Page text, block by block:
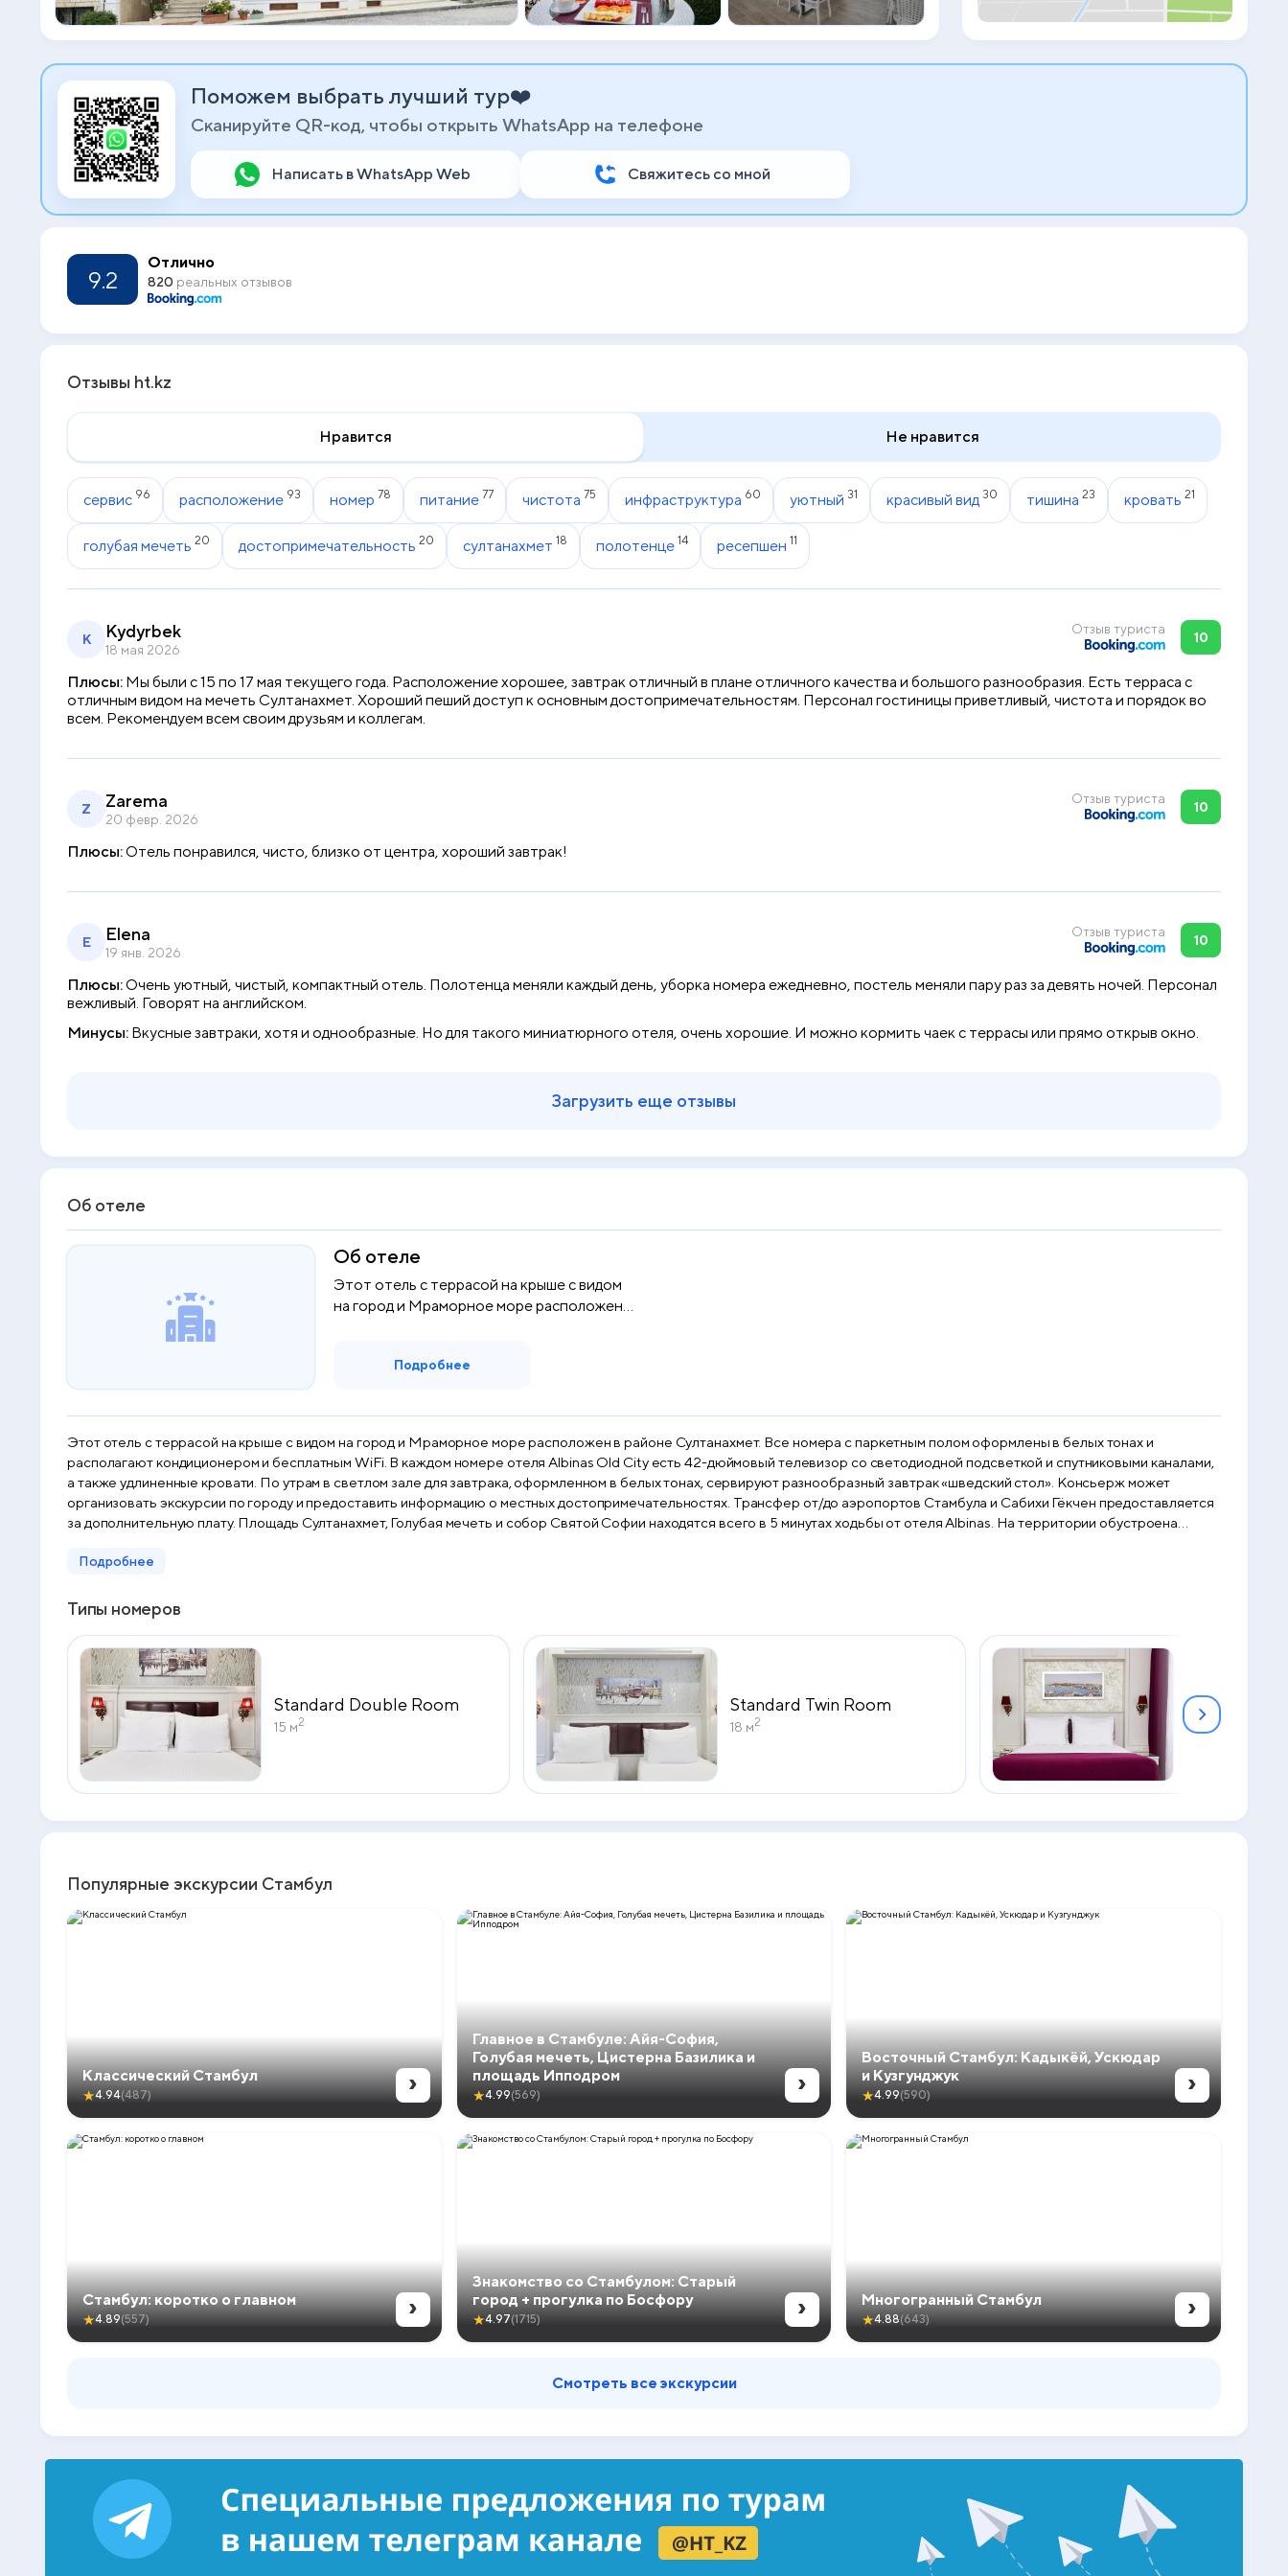
Сабихи Гёкчен предоставляется за
дополнительную плату. Площадь
Султанахмет, Голубая мечеть и собор
Поможем выбрать лучший тур❤️
Сканируйте QR-код, чтобы открыть WhatsApp на телефоне
Написать в WhatsApp Web Свяжитесь со мной
9.2
Отлично
820 реальных отзывов
Отзывы ht.kz
Нравится Не нравится
сервис 96 расположение 93 номер 78 питание 77 чистота 75 инфраструктура 60 уютный 31 красивый вид 30 тишина 23 кровать 21
голубая мечеть 20 достопримечательность 20 султанахмет 18 полотенце 14 ресепшен 11
K Kydyrbek
18 мая 2026
Отзыв туриста
10
Плюсы: Мы были с 15 по 17 мая текущего года. Расположение хорошее, завтрак отличный в плане отличного качества и большого разнообразия. Есть терраса с
отличным видом на мечеть Султанахмет. Хороший пеший доступ к основным достопримечательностям. Персонал гостиницы приветливый, чистота и порядок во
всем. Рекомендуем всем своим друзьям и коллегам.
Z Zarema
20 февр. 2026
Отзыв туриста
10
Плюсы:Отель понравился, чисто, близко от центра, хороший завтрак!
E Elena
19 янв. 2026
Отзыв туриста
10
Плюсы:Очень уютный, чистый, компактный отель. Полотенца меняли каждый день, уборка номера ежедневно, постель меняли пару раз за девять ночей. Персонал
вежливый. Говорят на английском.
Минусы: Вкусные завтраки, хотя и однообразные. Но для такого миниатюрного отеля, очень хорошие. И можно кормить чаек с террасы или прямо открыв окно.
Загрузить еще отзывы
Об отеле
Об отеле
Этот отель с террасой на крыше с видом
на город и Мраморное море расположен...
Подробнее
Этот отель с террасой на крыше с видом на город и Мраморное море расположен в районе Султанахмет. Все номера с паркетным полом оформлены в белых тонах и
располагают кондиционером и бесплатным WiFi. В каждом номере отеля Albinas Old City есть 42-дюймовый телевизор со светодиодной подсветкой и спутниковыми каналами,
а также удлиненные кровати. По утрам в светлом зале для завтрака, оформленном в белых тонах, сервируют разнообразный завтрак «шведский стол». Консьерж может
организовать экскурсии по городу и предоставить информацию о местных достопримечательностях. Трансфер от/до аэропортов Стамбула и Сабихи Гёкчен предоставляется
за дополнительную плату. Площадь Султанахмет, Голубая мечеть и собор Святой Софии находятся всего в 5 минутах ходьбы от отеля Albinas. На территории обустроена
Подробнее
Типы номеров
Standard Double Room
15 м2
Standard Twin Room
18 м2
Superior
25 м2
Популярные экскурсии Стамбул
Классический Стамбул
★4.94(487) ›
Главное в Стамбуле: Айя-София,
Голубая мечеть, Цистерна Базилика и
площадь Ипподром
★4.99(569) ›
Восточный Стамбул: Кадыкёй, Ускюдар
и Кузгунджук
★4.99(590) ›
Стамбул: коротко о главном
★4.89(557) ›
Знакомство со Стамбулом: Старый
город + прогулка по Босфору
★4.97(1715) › Многогранный Стамбул
★4.88(643) ›
Смотреть все экскурсии